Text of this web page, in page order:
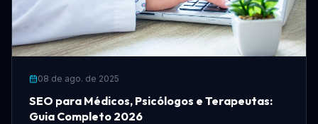
08 de ago. de 2025
SEO para Médicos, Psicólogos e Terapeutas:
Guia Completo 2026